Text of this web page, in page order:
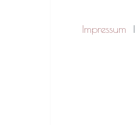
Impressum